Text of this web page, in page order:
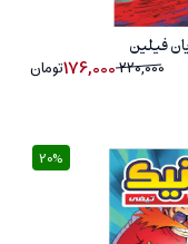
220,000
176,000تومان
20%